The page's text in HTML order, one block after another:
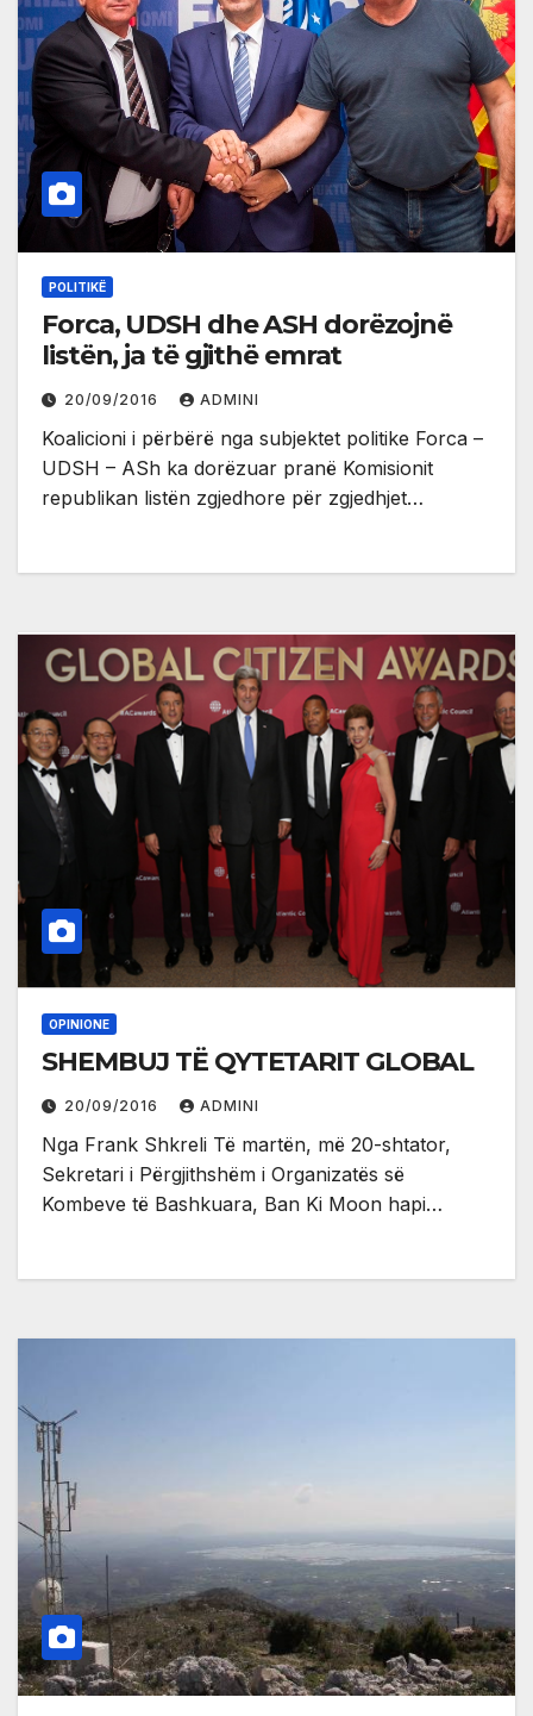
POLITIKË
Forca, UDSH dhe ASH dorëzojnë
listën, ja të gjithë emrat
20/09/2016 ADMINI
Koalicioni i përbërë nga subjektet politike Forca –
UDSH – ASh ka dorëzuar pranë Komisionit
republikan listën zgjedhore për zgjedhjet…
OPINIONE
SHEMBUJ TË QYTETARIT GLOBAL
20/09/2016 ADMINI
Nga Frank Shkreli Të martën, më 20-shtator,
Sekretari i Përgjithshëm i Organizatës së
Kombeve të Bashkuara, Ban Ki Moon hapi…